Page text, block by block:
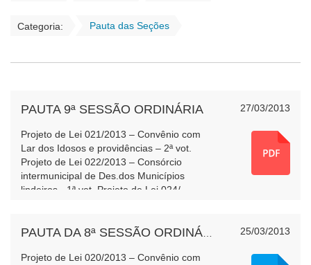
Categoria: Pauta das Seções
27/03/2013
PAUTA 9ª SESSÃO ORDINÁRIA
Projeto de Lei 021/2013 – Convênio com
Lar dos Idosos e providências – 2ª vot.
Projeto de Lei 022/2013 – Consórcio
intermunicipal de Des.dos Municípios
lindeiros - 1ª vot. Projeto de Lei 024/
25/03/2013
Projeto de Lei 020/2013 – Convênio com